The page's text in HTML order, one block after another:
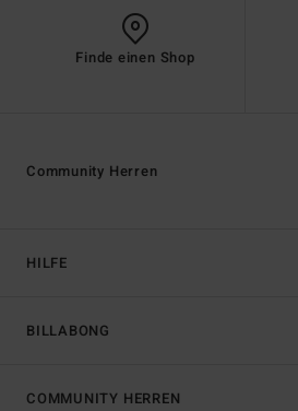
Finde einen Shop
HILFE
BILLABONG
Community Herren
COMMUNITY HERREN